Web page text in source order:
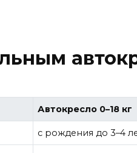
Автокресло 0–18 кг
с рождения до 3–4